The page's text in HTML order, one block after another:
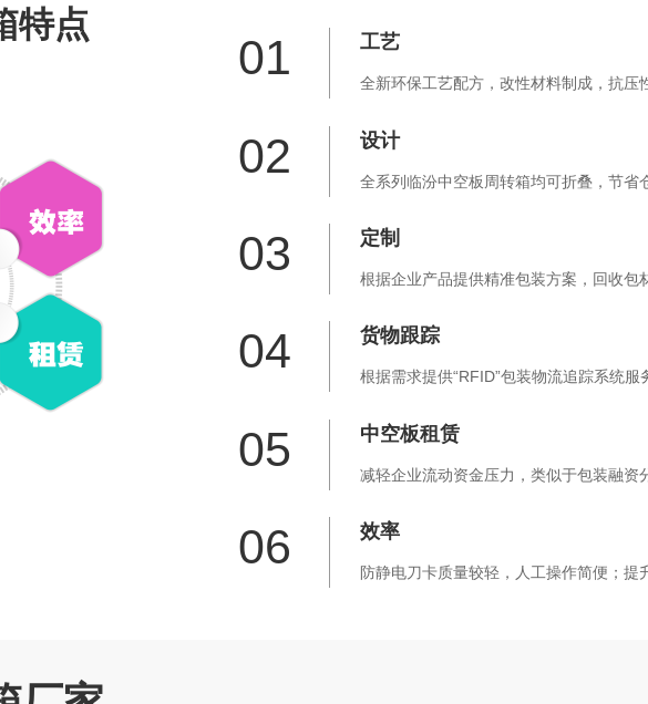
特点
01 工艺
全新环保工艺配方，改性材料制成，抗
02 设计
全系列临汾中空板周转箱均可折叠，节省
03 定制
根据企业产品提供精准包装方案，回收包
04 货物跟踪
根据需求提供“RFID”包装物流追踪系统
05 中空板租赁
减轻企业流动资金压力，类似于包装融资
06 效率
防静电刀卡质量较轻，人工操作简便；提